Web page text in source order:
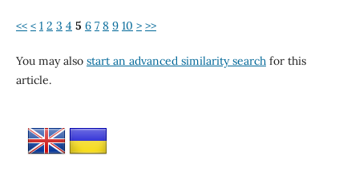
<< < 1 2 3 4 5 6 7 8 9 10 > >>
You may also start an advanced similarity searchfor this
article.